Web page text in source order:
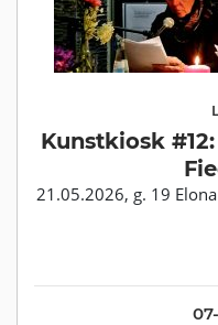
Kunstkiosk
21.05.2026, g. 19